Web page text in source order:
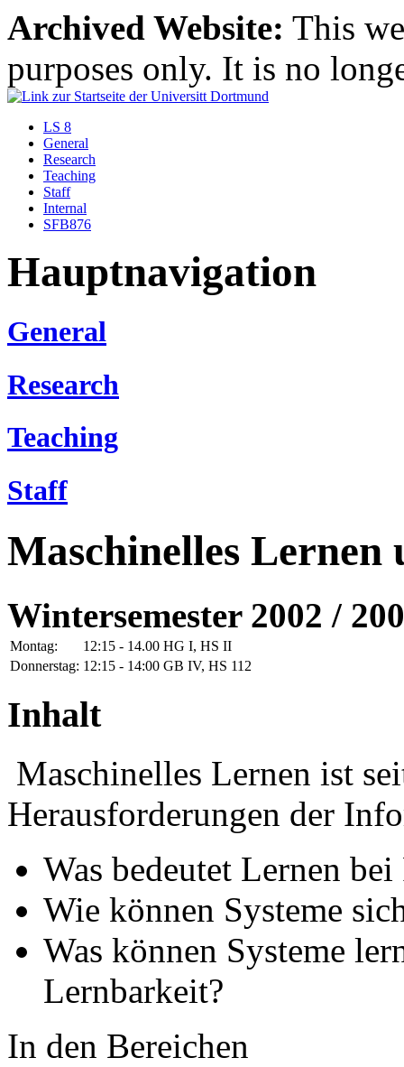
Archived Website: This
purposes only. It is no
LS 8
General
Research
Teaching
Staff
Internal
SFB876
Hauptnavigation
General
Research
Teaching
Staff
Maschinelles
Wintersemester 2002 /
Montag: 12:15 - 14.00 HG I, HS II
Donnerstag: 12:15 - 14:00 GB IV, HS 112
Inhalt
Maschinelles Lernen ist
Herausforderungen der
Was bedeutet Lernen
Wie können Systeme
Was können Systeme
Lernbarkeit?
In den Bereichen